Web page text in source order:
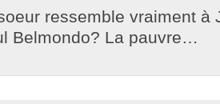
ressemble vraiment à
Belmondo? La pauvre…